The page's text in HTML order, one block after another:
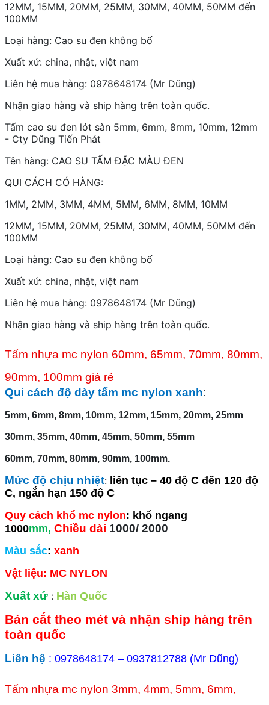
12MM, 15MM, 20MM, 25MM, 30MM, 40MM, 50MM đến
100MM
Loại hàng: Cao su đen không bố
Xuất xứ: china, nhật, việt nam
Liên hệ mua hàng: 0978648174 (Mr Dũng)
Nhận giao hàng và ship hàng trên toàn quốc.
Tấm cao su đen lót sàn 5mm, 6mm, 8mm, 10mm, 12mm
- Cty Dũng Tiến Phát
Tên hàng: CAO SU TẤM ĐẶC MÀU ĐEN
QUI CÁCH CÓ HÀNG:
1MM, 2MM, 3MM, 4MM, 5MM, 6MM, 8MM, 10MM
12MM, 15MM, 20MM, 25MM, 30MM, 40MM, 50MM đến
100MM
Loại hàng: Cao su đen không bố
Xuất xứ: china, nhật, việt nam
Liên hệ mua hàng: 0978648174 (Mr Dũng)
Nhận giao hàng và ship hàng trên toàn quốc.
Tấm nhựa mc nylon 60mm, 65mm, 70mm, 80mm,
90mm, 100mm giá rẻ
Qui cách độ dày tấm mc nylon xanh:
5mm, 6mm, 8mm, 10mm, 12mm, 15mm, 20mm, 25mm
30mm, 35mm, 40mm, 45mm, 50mm, 55mm
60mm, 70mm, 80mm, 90mm, 100mm.
Mức độ chịu nhiệt: liên tục – 40 độ C đến 120 độ
C, ngắn hạn 150 độ C
Quy cách khổ mc nylon: khổ ngang
1000mm, Chiều dài 1000/ 2000
Màu sắc: xanh
Vật liệu: MC NYLON
Xuất xứ : Hàn Quốc
Bán cắt theo mét và nhận ship hàng trên
toàn quốc
Liên hệ : 0978648174 – 0937812788 (Mr Dũng)
Tấm nhựa mc nylon 3mm, 4mm, 5mm, 6mm,